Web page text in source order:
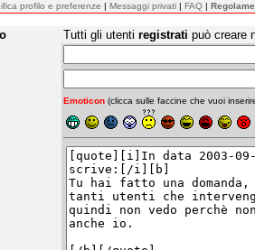
profilo e preferenze | Messaggi privati | FAQ |
Tutti gli utenti registrati può creare
Emoticon (clicca sulle faccine che vuoi